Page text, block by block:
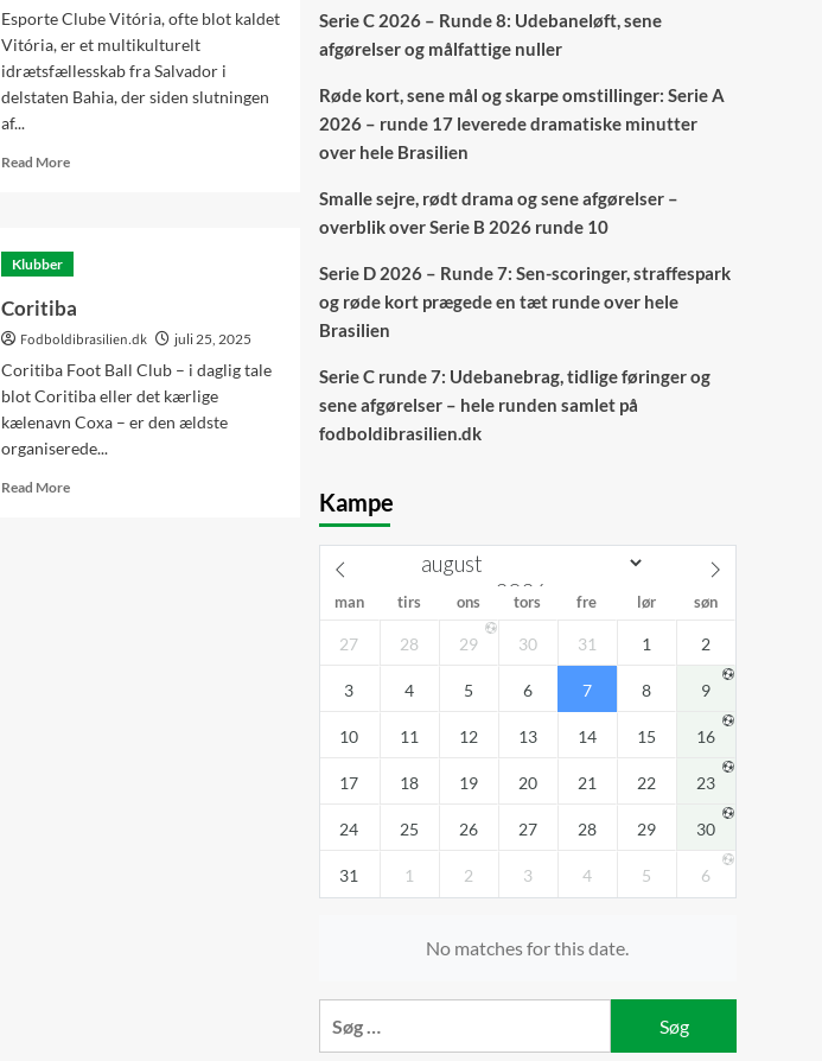
Esporte Clube Vitória, ofte blot kaldet
Vitória, er et multikulturelt
idrætsfællesskab fra Salvador i
delstaten Bahia, der siden slutningen
af...
Read MoreRead
Vitória
Klubber
Coritiba
Fodboldibrasilien.dk juli 25, 2025
Coritiba Foot Ball Club – i daglig tale
blot Coritiba eller det kærlige
kælenavn Coxa – er den ældste
organiserede...
Read MoreRead
Serie C 2026 – Runde 8: Udebaneløft, sene
afgørelser og målfattige nuller
Røde kort, sene mål og skarpe omstillinger: Serie A
2026 – runde 17 leverede dramatiske minutter
over hele Brasilien
Smalle sejre, rødt drama og sene afgørelser –
overblik over Serie B 2026 runde 10
Serie D 2026 – Runde 7: Sen-scoringer, straffespark
og røde kort prægede en tæt runde over hele
Brasilien
Serie C runde 7: Udebanebrag, tidlige føringer og
sene afgørelser – hele runden samlet på
fodboldibrasilien.dk
Kampe
man tirs ons tors fre lør søn
27 28 29 30 31 1 2
3 4 5 6 7 8 9
10 11 12 13 14 15 16
17 18 19 20 21 22 23
24 25 26 27 28 29 30
31 1 2 3 4 5 6
No matches for this date.
efter: